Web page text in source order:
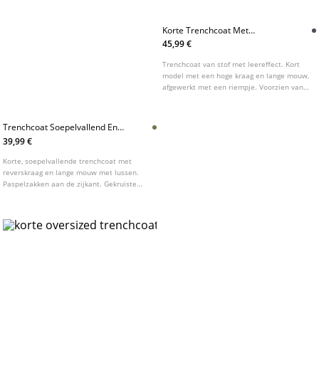
Trenchcoat Soepelvallend En
Kort Voor Nette Gelegenheden
39,99 €
Korte, soepelvallende trenchcoat met
reverskraag en lange mouw met lussen.
Paspelzakken aan de zijkant. Gekruiste
Korte Trenchcoat Met
Leereffect
45,99 €
Trenchcoat van stof met leereffect. Kort
model met een hoge kraag en lange mouw,
afgewerkt met een riempje. Voorzien van